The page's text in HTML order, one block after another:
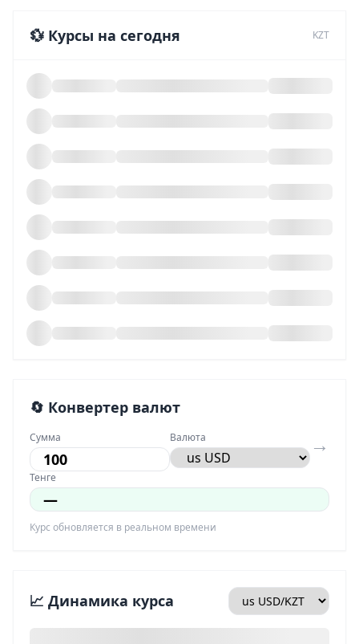
💱 Курсы на сегодня KZT
🔄 Конвертер валют
Сумма Валюта →
Тенге
—
Курс обновляется в реальном времени
📈 Динамика курса